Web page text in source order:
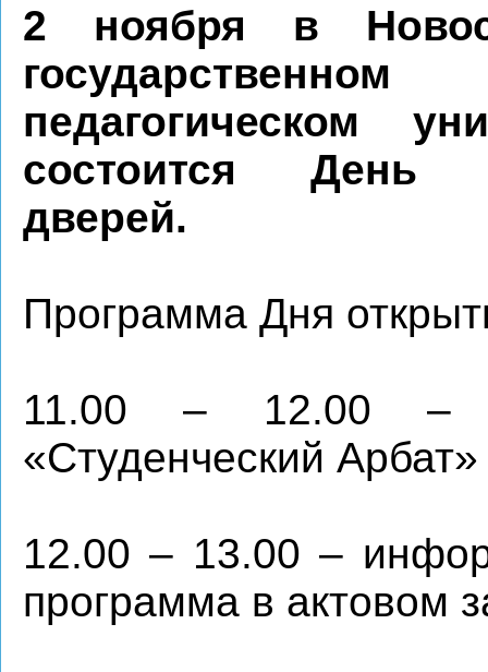
2 ноября в
государственном
педагогическом
состоится День
дверей.
Программа Дня
11.00 – 12.00 –
«Студенческий Арбат»
12.00 – 13.00 –
программа в актовом